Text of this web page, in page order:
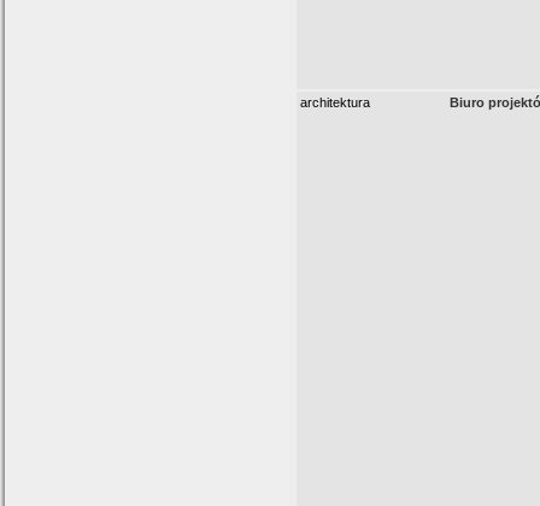
architektura Biuro